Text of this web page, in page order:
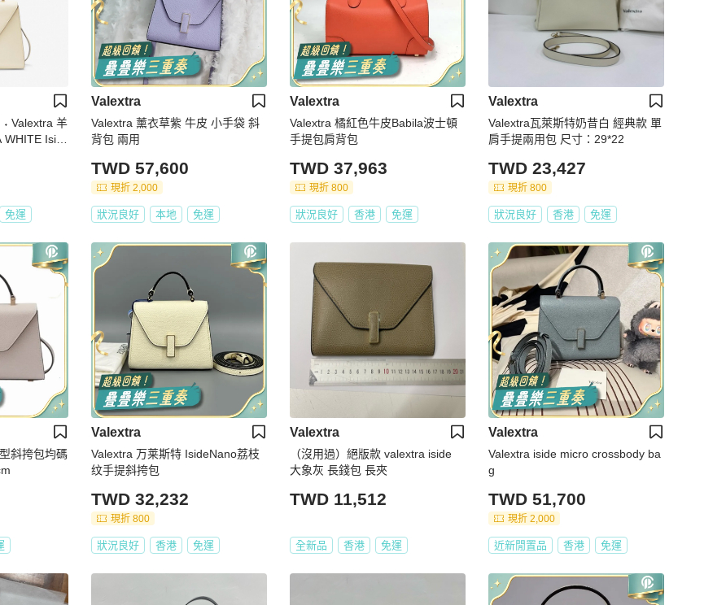
‎˖ Valextra 羊
Isid
免運
Valextra
Valextra 薰衣草紫 牛皮 小手袋 斜
背包 兩用
TWD 57,600
現折 2,000
狀況良好 本地 免運
Valextra
Valextra 橘紅色牛皮Babila波士頓
手提包肩背包
TWD 37,963
現折 800
狀況良好 香港 免運
Valextra
Valextra瓦萊斯特奶昔白 經典款 單
肩手提兩用包 尺寸：29*22
TWD 23,427
現折 800
狀況良好 香港 免運
斜挎包均碼
Valextra
Valextra 万莱斯特 IsideNano荔枝
纹手提斜挎包
TWD 32,232
現折 800
狀況良好 香港 免運
Valextra
（沒用過）絕版款 valextra iside
大象灰 長錢包 長夾
TWD 11,512
全新品 香港 免運
Valextra
Valextra iside micro crossbody ba
g
TWD 51,700
現折 2,000
近新閒置品 香港 免運